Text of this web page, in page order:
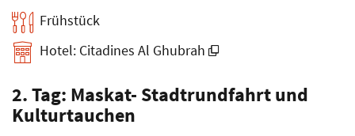
Frühstück
Hotel: Citadines Al Ghubrah
2. Tag: Maskat- Stadtrundfahrt und
Kulturtauchen